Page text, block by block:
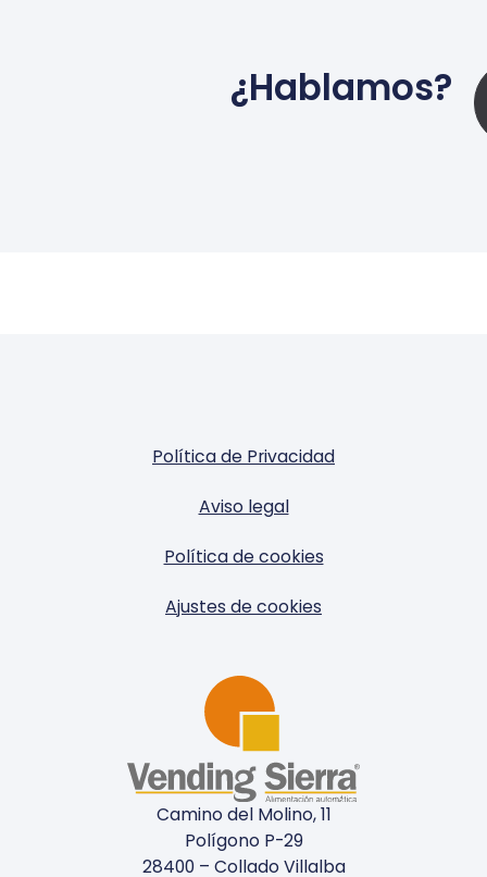
¿Hablamos?
Política de Privacidad
Aviso legal
Política de cookies
Ajustes de cookies
Camino del Molino, 11
Polígono P-29
28400 – Collado Villalba